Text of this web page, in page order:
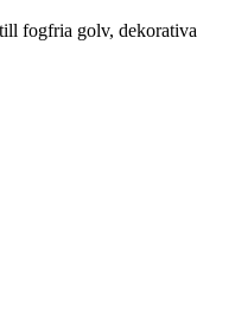
fogfria golv, dekorativa